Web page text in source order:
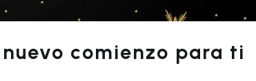
comienzo para ti